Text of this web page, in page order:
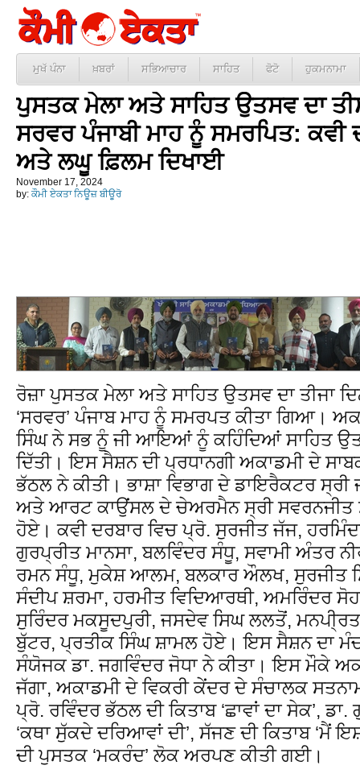
ਮੁਖੱ ਪੰਨਾ ਖ਼ਬਰਾਂ ਸਭਿਆਚਾਰ ਸਾਹਿਤ ਫੋਟੋ ਹੁਕਮਨਾਮਾ
ਪੁਸਤਕ ਮੇਲਾ ਅਤੇ ਸਾਹਿਤ ਉਤਸਵ ਦਾ
ਸਰਵਰ ਪੰਜਾਬੀ ਮਾਹ ਨੂੰ ਸਮਰਪਿਤ: ਕਵੀ
ਅਤੇ ਲਘੂ ਫ਼ਿਲਮ ਦਿਖਾਈ
November 17, 2024
by: ਕੌਮੀ ਏਕਤਾ ਨਿਊਜ਼ ਬੀਊਰੋ
ਰੋਜ਼ਾ ਪੁਸਤਕ ਮੇਲਾ ਅਤੇ ਸਾਹਿਤ ਉਤਸਵ ਦਾ ਤੀਜਾ
‘ਸਰਵਰ’ ਪੰਜਾਬ ਮਾਹ ਨੂੰ ਸਮਰਪਤ ਕੀਤਾ ਗਿਆ।
ਸਿੰਘ ਨੇ ਸਭ ਨੂੰ ਜੀ ਆਇਆਂ ਨੂੰ ਕਹਿੰਦਿਆਂ ਸਾਹਿਤ
ਦਿੱਤੀ। ਇਸ ਸੈਸ਼ਨ ਦੀ ਪ੍ਰਧਾਨਗੀ ਅਕਾਡਮੀ ਦੇ
ਭੱਠਲ ਨੇ ਕੀਤੀ। ਭਾਸ਼ਾ ਵਿਭਾਗ ਦੇ ਡਾਇਰੈਕਟਰ
ਅਤੇ ਆਰਟ ਕਾਉਂਸਲ ਦੇ ਚੇਅਰਮੈਨ ਸ੍ਰੀ ਸਵਰਨਜੀਤ
ਹੋਏ। ਕਵੀ ਦਰਬਾਰ ਵਿਚ ਪ੍ਰੋ. ਸੁਰਜੀਤ ਜੱਜ,
ਗੁਰਪ੍ਰੀਤ ਮਾਨਸਾ, ਬਲਵਿੰਦਰ ਸੰਧੂ, ਸਵਾਮੀ ਅੰਤਰ
ਰਮਨ ਸੰਧੂ, ਮੁਕੇਸ਼ ਆਲਮ, ਬਲਕਾਰ ਔਲਖ, ਸੁਰਜੀਤ
ਸੰਦੀਪ ਸ਼ਰਮਾ, ਹਰਮੀਤ ਵਿਦਿਆਰਥੀ, ਅਮਰਿੰਦਰ
ਸੁਰਿੰਦਰ ਮਕਸੂਦਪੁਰੀ, ਜਸਦੇਵ ਸਿਘ ਲਲਤੋਂ,
ਬੁੱਟਰ, ਪ੍ਰਤੀਕ ਸਿੰਘ ਸ਼ਾਮਲ ਹੋਏ। ਇਸ ਸੈਸ਼ਨ ਦਾ
ਸੰਯੋਜਕ ਡਾ. ਜਗਵਿੰਦਰ ਜੋਧਾ ਨੇ ਕੀਤਾ। ਇਸ ਮੌਕੇ
ਜੱਗਾ, ਅਕਾਡਮੀ ਦੇ ਵਿਕਰੀ ਕੇਂਦਰ ਦੇ ਸੰਚਾਲਕ
ਪ੍ਰੋ. ਰਵਿੰਦਰ ਭੱਠਲ ਦੀ ਕਿਤਾਬ ‘ਛਾਵਾਂ ਦਾ ਸੇਕ’,
‘ਕਥਾ ਸੁੱਕਦੇ ਦਰਿਆਵਾਂ ਦੀ’, ਸੱਜਣ ਦੀ ਕਿਤਾਬ ‘ਮੈਂ
ਦੀ ਪੁਸਤਕ ‘ਮਕਰੰਦ’ ਲੋਕ ਅਰਪਣ ਕੀਤੀ ਗਈ।